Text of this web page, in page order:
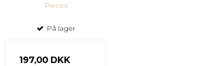
Pieces
På lager
197,00 DKK